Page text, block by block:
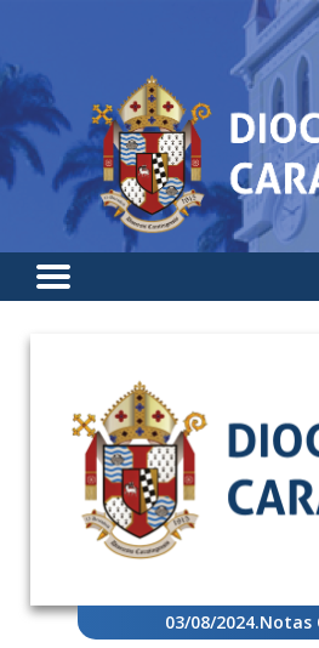
03/08/2024.Notas